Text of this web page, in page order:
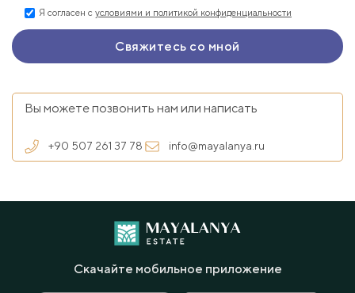
Я согласен с условиями и политикой конфиденциальности
Вы можете позвонить нам или написать
+90 507 261 37 78 info@mayalanya.ru
Скачайте мобильное приложение